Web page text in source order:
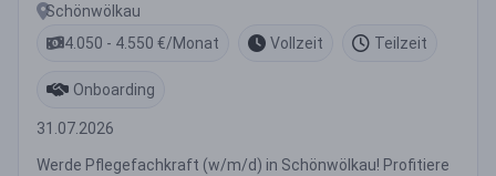
Schönwölkau
4.050 - 4.550 €/Monat
Vollzeit Teilzeit
Onboarding
31.07.2026
Werde Pflegefachkraft (w/m/d) in Schönwölkau! Profitiere